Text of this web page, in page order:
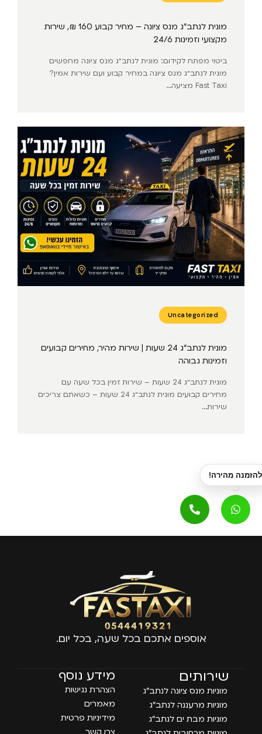
מונית לנתב״ג מנס ציונה – מחיר קבוע 160 ₪, שירות
מקצועי וזמינות 24/6
ביטוי מפתח לקידום: מונית לנתב״ג מנס ציונה מחפשים
מונית לנתב״ג מנס ציונה במחיר קבוע ועם שירות אמין?
Fast Taxi מציעה...
Uncategorized
מונית לנתב״ג 24 שעות | שירות מהיר, מחירים קבועים
וזמינות גבוהה
מונית לנתב״ג 24 שעות – שירות זמין בכל שעה עם
מחירים קבועים מונית לנתב״ג 24 שעות – כשאתם צריכים
שירות...
אוספים אתכם בכל שעה, בכל יום.
שירותים
מוניות מנס ציונה לנתב״ג
מוניות מרעננה לנתב״ג
מוניות מבת ים לנתב״ג
מידע נוסף
הצהרת נגישות
מאמרים
מידיניות פרטית